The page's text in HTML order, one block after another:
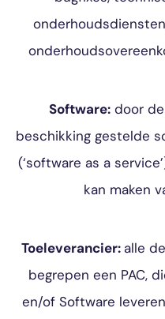
Software:door de
beschikking gestelde
(‘software as a
kan maken
Toeleverancier:alle
begrepen een PAC,
en/of Software